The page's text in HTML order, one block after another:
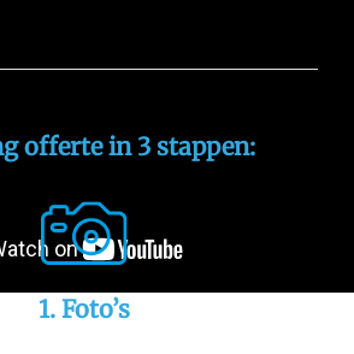
offerte in 3 stappen:
1. Foto’s